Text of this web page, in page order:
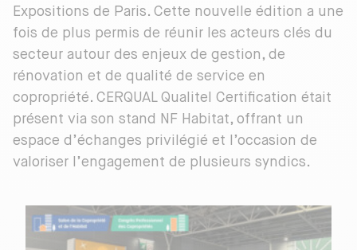
Expositions de Paris. Cette nouvelle édition a une
fois de plus permis de réunir les acteurs clés du
secteur autour des enjeux de gestion, de
rénovation et de qualité de service en
copropriété. CERQUAL Qualitel Certification était
présent via son stand NF Habitat, offrant un
espace d’échanges privilégié et l’occasion de
valoriser l’engagement de plusieurs syndics.